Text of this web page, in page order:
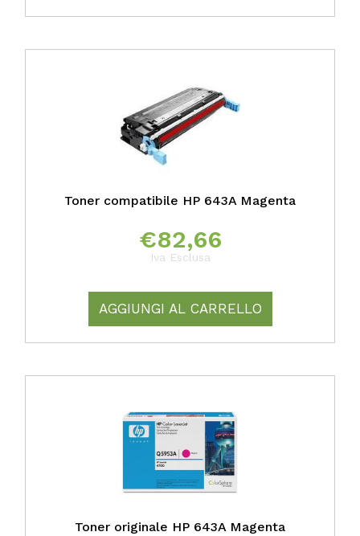
Toner compatibile HP 643A Magenta
€82,66
Iva Esclusa
AGGIUNGI AL CARRELLO
Toner originale HP 643A Magenta